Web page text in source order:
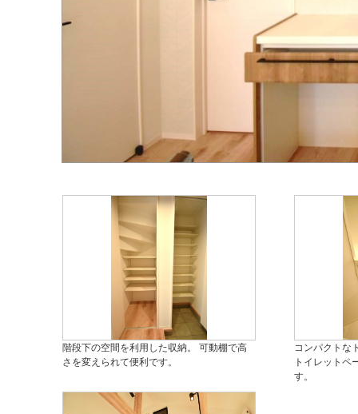
階段下の空間を利用した収納。 可動棚で高
さを変えられて便利です。
コンパクトな
トイレットペ
す。